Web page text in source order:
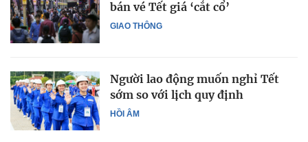
GIAO THÔNG
bán vé Tết giá ‘cắt cổ’
HỒI ÂM
Người lao động muốn nghỉ Tết
sớm so với lịch quy định